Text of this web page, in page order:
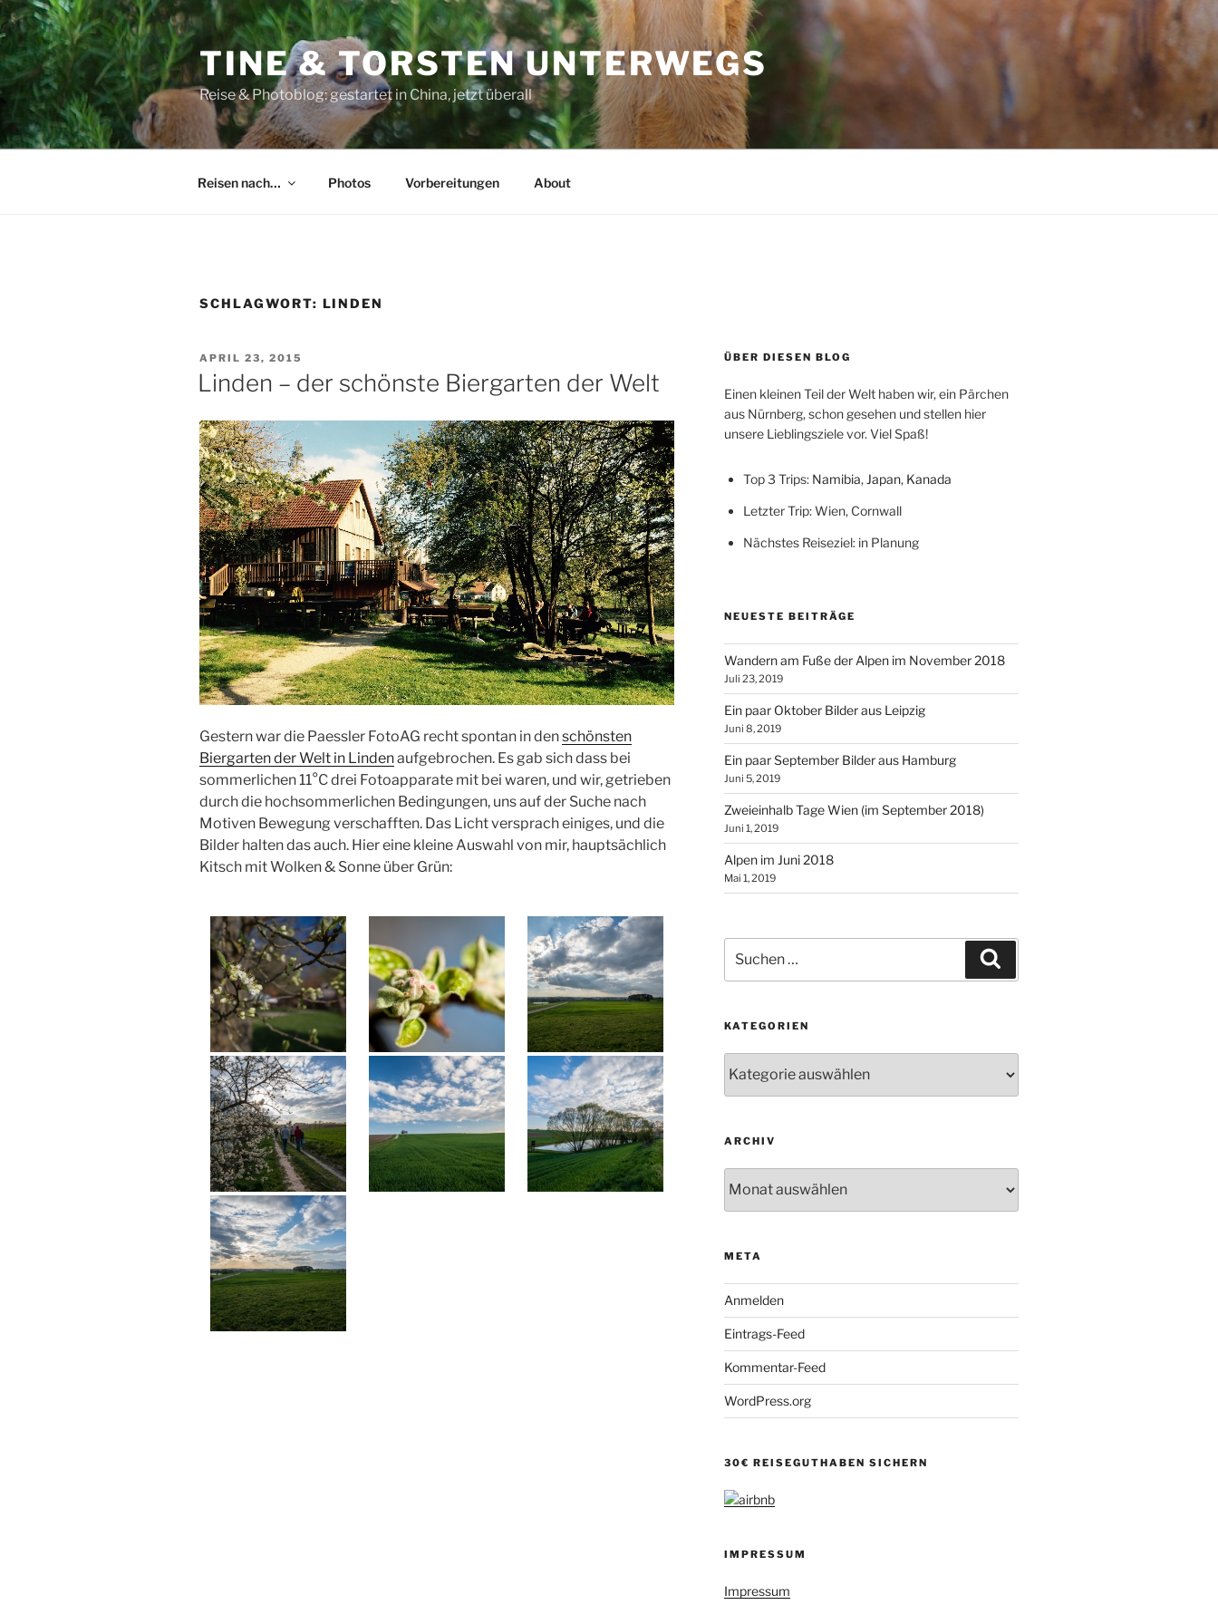
Zum
Inhalt
springen
TINE & TORSTEN UNTERWEGS
Reise & Photoblog: gestartet in China, jetzt überall
Reisen nach… Photos Vorbereitungen About
SCHLAGWORT: LINDEN
VERÖFFENTLICHT
AM
APRIL 23, 2015
Linden – der schönste Biergarten der Welt
Gestern war die Paessler FotoAG recht spontan in denschönsten
Biergarten der Welt in Lindenaufgebrochen. Es gab sich dass bei
sommerlichen 11°C drei Fotoapparate mit bei waren, und wir, getrieben
durch die hochsommerlichen Bedingungen, uns auf der Suche nach
Motiven Bewegung verschafften. Das Licht versprach einiges, und die
Bilder halten das auch. Hier eine kleine Auswahl von mir, hauptsächlich
Kitsch mit Wolken & Sonne über Grün:
ÜBER DIESEN BLOG
Einen kleinen Teil der Welt haben wir, ein Pärchen
aus Nürnberg, schon gesehen und stellen hier
unsere Lieblingsziele vor. Viel Spaß!
Top 3 Trips: Namibia, Japan, Kanada
Letzter Trip: Wien, Cornwall
Nächstes Reiseziel: in Planung
NEUESTE BEITRÄGE
Wandern am Fuße der Alpen im November 2018
Juli 23, 2019
Ein paar Oktober Bilder aus Leipzig
Juni 8, 2019
Ein paar September Bilder aus Hamburg
Juni 5, 2019
Zweieinhalb Tage Wien (im September 2018)
Juni 1, 2019
Alpen im Juni 2018
Mai 1, 2019
nach:
KATEGORIEN
ARCHIV
META
Anmelden
Eintrags-Feed
Kommentar-Feed
WordPress.org
30€ REISEGUTHABEN SICHERN
IMPRESSUM
Impressum